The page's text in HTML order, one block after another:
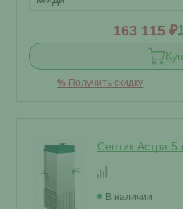
163 115 ₽
% Получить скидку
Септик Астра 5
В наличии